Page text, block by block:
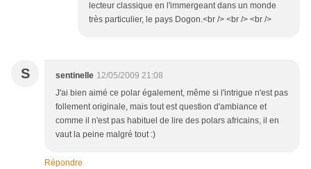
lecteur classique en l'immergeant dans un monde
très particulier, le pays Dogon.<br /> <br /> <br />
S sentinelle 12/05/2009 21:08
J'ai bien aimé ce polar également, même si l'intrigue n'est pas
follement originale, mais tout est question d'ambiance et
comme il n'est pas habituel de lire des polars africains, il en
vaut la peine malgré tout :)
Répondre